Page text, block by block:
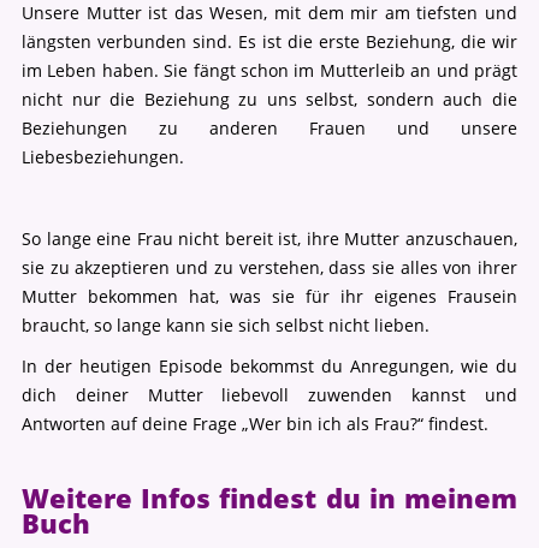
Unsere Mutter ist das Wesen, mit dem mir am tiefsten und
längsten verbunden sind. Es ist die erste Beziehung, die wir
im Leben haben. Sie fängt schon im Mutterleib an und prägt
nicht nur die Beziehung zu uns selbst, sondern auch die
Beziehungen zu anderen Frauen und unsere
Liebesbeziehungen.
So lange eine Frau nicht bereit ist, ihre Mutter anzuschauen,
sie zu akzeptieren und zu verstehen, dass sie alles von ihrer
Mutter bekommen hat, was sie für ihr eigenes Frausein
braucht, so lange kann sie sich selbst nicht lieben.
In der heutigen Episode bekommst du Anregungen, wie du
dich deiner Mutter liebevoll zuwenden kannst und
Antworten auf deine Frage „Wer bin ich als Frau?“ findest.
Weitere Infos findest du in meinem
Buch